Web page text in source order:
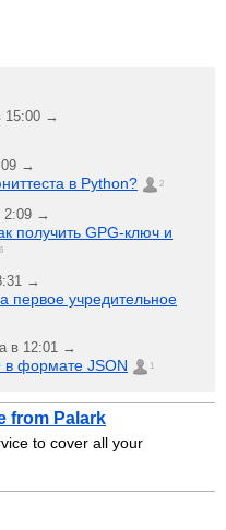
15:00 →
→
в Python? 2
2:09 →
получить GPG-ключ и
6
→
учредительное
в 12:01 →
в формате JSON 1
from Palark
to cover all your